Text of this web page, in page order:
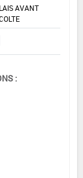
AVANT
: